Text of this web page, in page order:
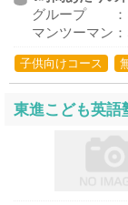
グループ ：
マンツーマン
子供向けコース
東進こども英語